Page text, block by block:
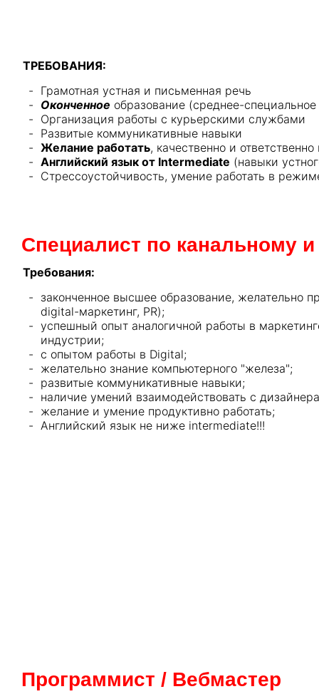
ТРЕБОВАНИЯ:
Грамотная устная и письменная речь
Оконченное образование (среднее-
Организация работы с курьерскими службами
Развитые коммуникативные навыки
Желание работать, качественно и
Английский язык от Intermediate (навыки
Стрессоустойчивость, умение работать в
Специалист по канальному
Требования:
законченное высшее образование, желательно
digital-маркетинг, PR);
успешный опыт аналогичной работы в
индустрии;
c опытом работы в Digital;
желательно знание компьютерного "железа";
развитые коммуникативные навыки;
наличие умений взаимодействовать с
желание и умение продуктивно работать;
Английский язык не ниже intermediate!!!
Программист / Вебмастер